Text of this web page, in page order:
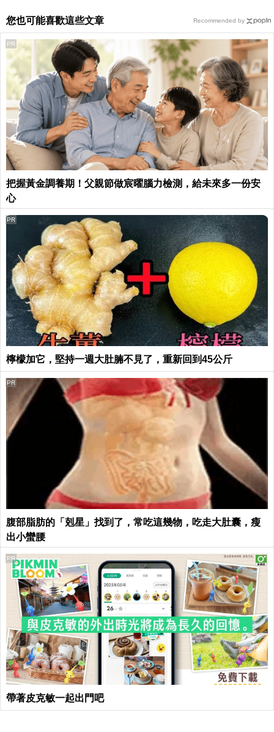
您也可能喜歡這些文章
把握黃金調養期！父親節做宸曜腦力檢測，給未來多一份安
心
PR
檸檬加它，堅持一週大肚腩不見了，重新回到45公斤
PR
腹部脂肪的「剋星」找到了，常吃這幾物，吃走大肚囊，瘦
出小蠻腰
PR
帶著皮克敏一起出門吧
PR
Recommended by